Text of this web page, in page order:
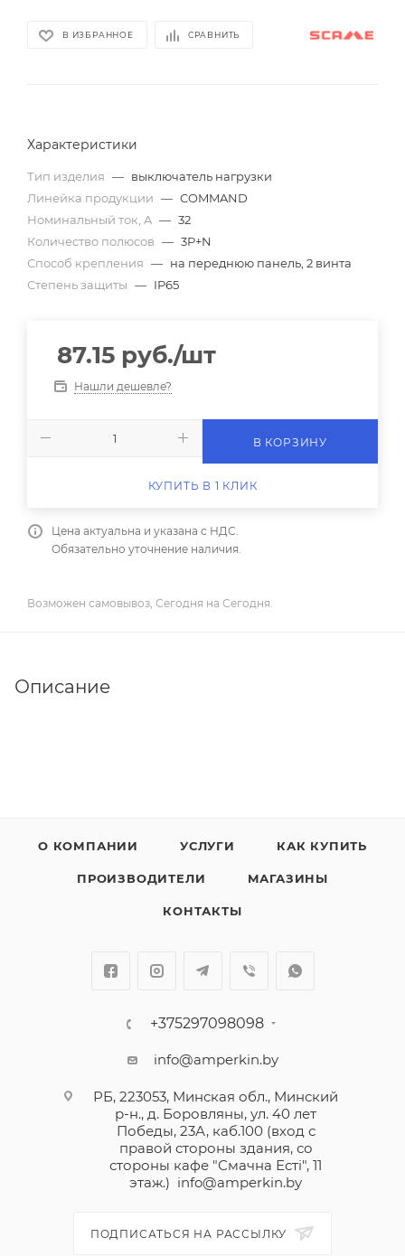
В ИЗБРАННОЕ СРАВНИТЬ
Характеристики
Тип изделия — выключатель нагрузки
Линейка продукции — COMMAND
Номинальный ток, A — 32
Количество полюсов — 3P+N
Способ крепления — на переднюю панель, 2 винта
Степень защиты — IP65
87.15 руб./шт
Нашли дешевле?
В КОРЗИНУ
КУПИТЬ В 1 КЛИК
Цена актуальна и указана с НДС.
Обязательно уточнение наличия.
Возможен самовывоз, Сегодня на Сегодня.
Описание
О КОМПАНИИ УСЛУГИ КАК КУПИТЬ
ПРОИЗВОДИТЕЛИ МАГАЗИНЫ
КОНТАКТЫ
+375297098098
info@amperkin.by
РБ, 223053, Минская обл., Минский
р-н., д. Боровляны, ул. 40 лет
Победы, 23А, каб.100 (вход с
правой стороны здания, со
стороны кафе "Смачна Естi", 11
этаж.) info@amperkin.by
ПОДПИСАТЬСЯ НА РАССЫЛКУ